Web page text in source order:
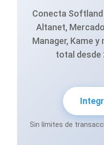
Conecta
Altanet,
Manager, Kame
total desde
Sin límites de